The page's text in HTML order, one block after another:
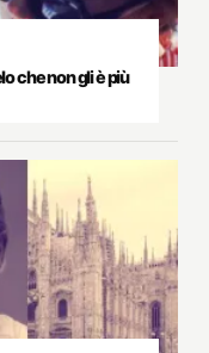
che non gli è più